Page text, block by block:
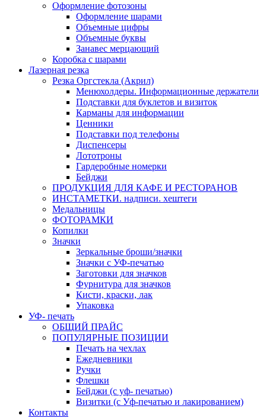
Оформление фотозоны
Оформление шарами
Объемные цифры
Объемные буквы
Занавес мерцающий
Коробка с шарами
Лазерная резка
Резка Оргстекла (Акрил)
Менюхолдеры. Информационные держатели
Подставки для буклетов и визиток
Карманы для информации
Ценники
Подставки под телефоны
Диспенсеры
Лототроны
Гардеробные номерки
Бейджи
ПРОДУКЦИЯ ДЛЯ КАФЕ И РЕСТОРАНОВ
ИНСТАМЕТКИ. надписи. хештеги
Медальницы
ФОТОРАМКИ
Копилки
Значки
Зеркальные броши/значки
Значки с УФ-печатью
Заготовки для значков
Фурнитура для значков
Кисти, краски, лак
Упаковка
УФ- печать
ОБЩИЙ ПРАЙС
ПОПУЛЯРНЫЕ ПОЗИЦИИ
Печать на чехлах
Ежедневники
Ручки
Флешки
Бейджи (с уф- печатью)
Визитки (с Уф-печатью и лакированием)
Контакты